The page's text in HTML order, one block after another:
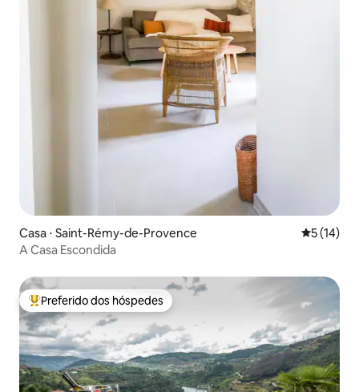
Casa ⋅ Saint-Rémy-de-Provence 5 de uma
5 (14)
A Casa Escondida
Entre os melhores preferidos dos hóspedes
Preferido dos hóspedes